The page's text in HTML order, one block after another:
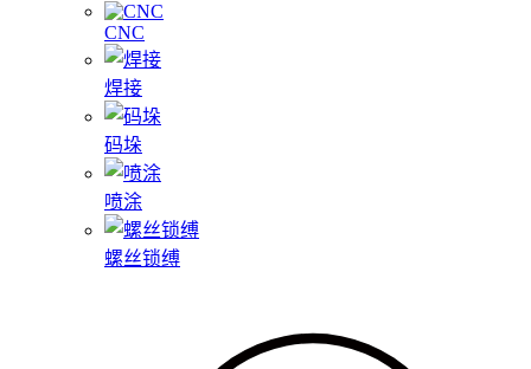
CNC
焊接
码垛
喷涂
螺丝锁缚